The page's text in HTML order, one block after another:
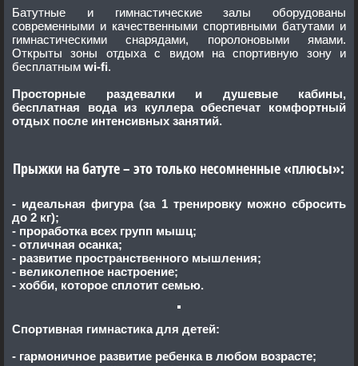
Батутные и гимнастические залы оборудованы
современными и качественными спортивными батутами и
гимнастическими снарядами, поролоновыми ямами.
Открыты зоны отдыха с видом на спортивную зону и
бесплатным wi-fi.
Просторные раздевалки и душевые кабины,
бесплатная вода из куллера обеспечат комфортный
отдых после интенсивных занятий.
Прыжки на батуте – это только несомненные «плюсы»:
- идеальная фигура (за 1 тренировку можно сбросить
до 2 кг);
- проработка всех групп мышц;
- отличная осанка;
- развитие пространственного мышления;
- великолепное настроение;
- хобби, которое сплотит семью.
Спортивная гимнастика для детей:
- гармоничное развитие ребенка в любом возрасте;